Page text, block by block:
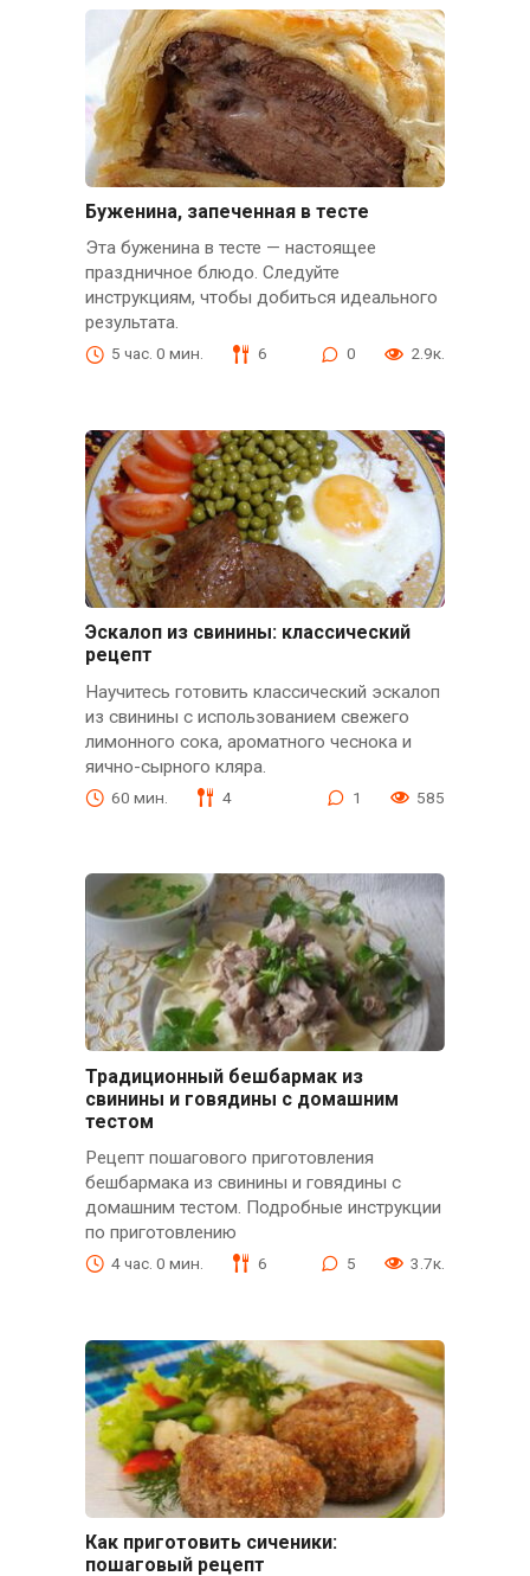
Буженина, запеченная в тесте
Эта буженина в тесте — настоящее
праздничное блюдо. Следуйте
инструкциям, чтобы добиться идеального
результата.
5 час. 0 мин. 6 0 2.9к.
Эскалоп из свинины: классический
рецепт
Научитесь готовить классический эскалоп
из свинины с использованием свежего
лимонного сока, ароматного чеснока и
яично-сырного кляра.
60 мин. 4 1 585
Традиционный бешбармак из
свинины и говядины с домашним
тестом
Рецепт пошагового приготовления
бешбармака из свинины и говядины с
домашним тестом. Подробные инструкции
по приготовлению
4 час. 0 мин. 6 5 3.7к.
Как приготовить сиченики:
пошаговый рецепт